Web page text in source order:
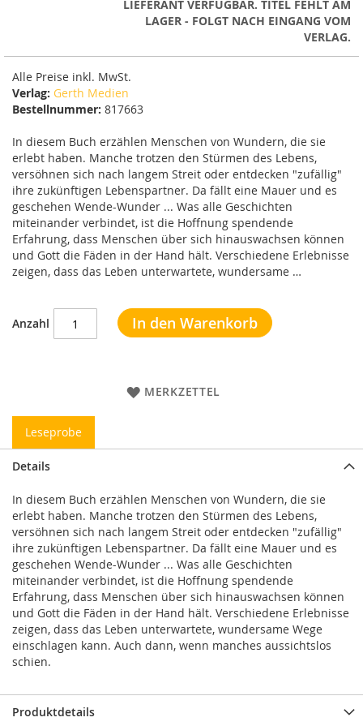
LIEFERANT VERFÜGBAR. TITEL FEHLT AM
LAGER - FOLGT NACH EINGANG VOM
VERLAG.
Alle Preise inkl. MwSt.
Verlag: Gerth Medien
Bestellnummer: 817663
In diesem Buch erzählen Menschen von Wundern, die sie
erlebt haben. Manche trotzen den Stürmen des Lebens,
versöhnen sich nach langem Streit oder entdecken "zufällig"
ihre zukünftigen Lebenspartner. Da fällt eine Mauer und es
geschehen Wende-Wunder ... Was alle Geschichten
miteinander verbindet, ist die Hoffnung spendende
Erfahrung, dass Menschen über sich hinauswachsen können
und Gott die Fäden in der Hand hält. Verschiedene Erlebnisse
zeigen, dass das Leben unterwartete, wundersame …
Anzahl In den Warenkorb
MERKZETTEL
Leseprobe
Details
In diesem Buch erzählen Menschen von Wundern, die sie
erlebt haben. Manche trotzen den Stürmen des Lebens,
versöhnen sich nach langem Streit oder entdecken "zufällig"
ihre zukünftigen Lebenspartner. Da fällt eine Mauer und es
geschehen Wende-Wunder ... Was alle Geschichten
miteinander verbindet, ist die Hoffnung spendende
Erfahrung, dass Menschen über sich hinauswachsen können
und Gott die Fäden in der Hand hält. Verschiedene Erlebnisse
zeigen, dass das Leben unterwartete, wundersame Wege
einschlagen kann. Auch dann, wenn manches aussichtslos
schien.
Produktdetails